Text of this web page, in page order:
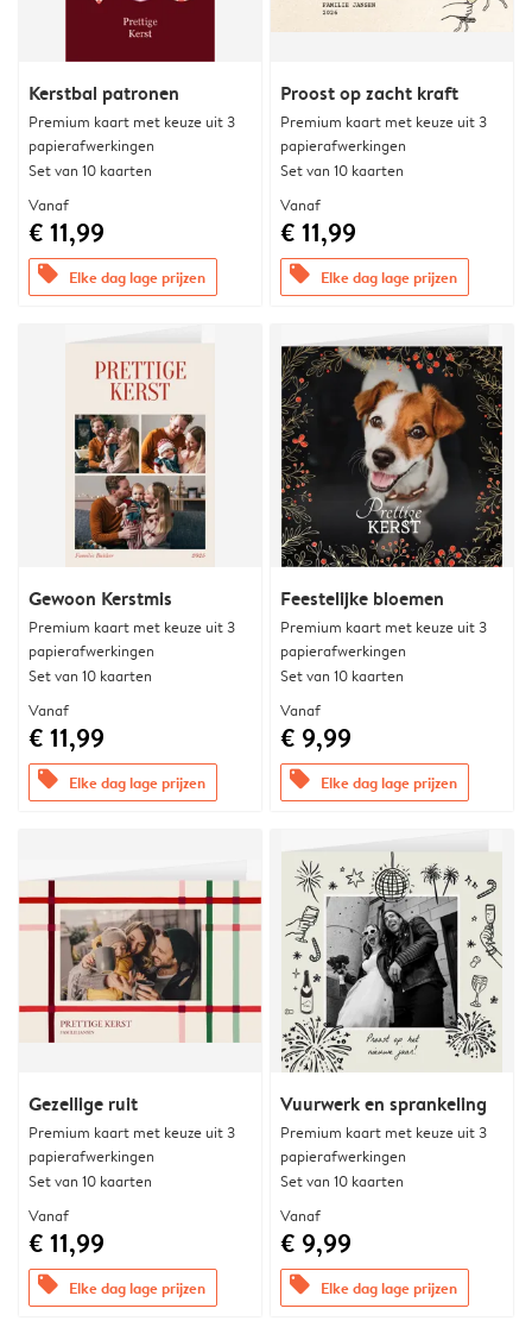
Kerstbal patronen
Premium kaart met keuze uit 3
papierafwerkingen
Set van 10 kaarten
Vanaf
€ 11,99
offers Elke dag lage prijzen
Proost op zacht kraft
Premium kaart met keuze uit 3
papierafwerkingen
Set van 10 kaarten
Vanaf
€ 11,99
offers Elke dag lage prijzen
Gewoon Kerstmis
Premium kaart met keuze uit 3
papierafwerkingen
Set van 10 kaarten
Vanaf
€ 11,99
offers Elke dag lage prijzen
Feestelijke bloemen
Premium kaart met keuze uit 3
papierafwerkingen
Set van 10 kaarten
Vanaf
€ 9,99
offers Elke dag lage prijzen
Gezellige ruit
Premium kaart met keuze uit 3
papierafwerkingen
Set van 10 kaarten
Vanaf
€ 11,99
offers Elke dag lage prijzen
Vuurwerk en sprankeling
Premium kaart met keuze uit 3
papierafwerkingen
Set van 10 kaarten
Vanaf
€ 9,99
offers Elke dag lage prijzen